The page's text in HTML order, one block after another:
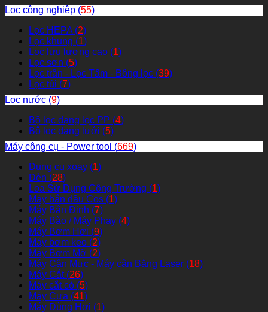
Lọc công nghiệp (55)
Lọc HEPA (2)
Lọc khung (1)
Lọc lưu lượng cao (1)
Lọc sơn (5)
Lọc trần - Lọc Tấm - Bông lọc (39)
Lọc túi (7)
Lọc nước (9)
Bộ lọc dạng lọc PP (4)
Bộ lọc dạng lưới (5)
Máy công cụ - Power tool (669)
Dụng cụ xoay (1)
Đèn (28)
Loa Sử Dụng Công Trường (1)
Máy bắn đầu Cos (1)
Máy Bắn Đinh (7)
Máy Bào / Máy Phay (4)
Máy Bơm Hơi (9)
Máy bơm keo (2)
Máy Bơm Mỡ (2)
Máy Cân Mực - Máy cân Bằng Laser (18)
Máy Cắt (26)
Máy cắt cỏ (5)
Máy Cưa (41)
Máy Dùng Hơi (1)